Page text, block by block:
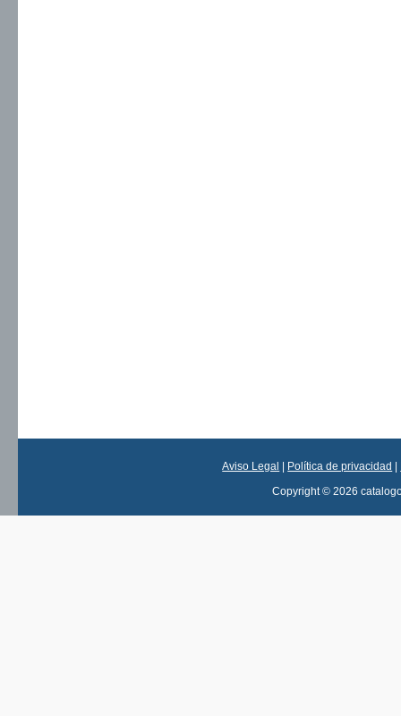
Aviso Legal Política de privacidad
Copyright © 2026